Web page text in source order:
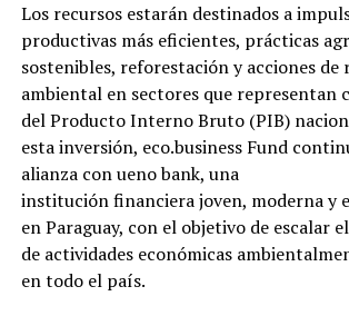
Los recursos estarán destinados a
productivas más eficientes, prácticas
sostenibles, reforestación y acciones de
ambiental en sectores que representan
del Producto Interno Bruto (PIB)
esta inversión, eco.business Fund
alianza con ueno bank, una
institución financiera joven, moderna y
en Paraguay, con el objetivo de escalar
de actividades económicas
en todo el país.